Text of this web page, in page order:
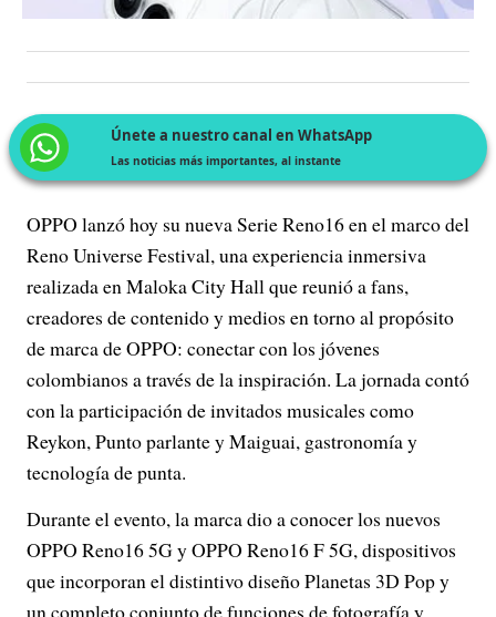
Únete a nuestro canal en WhatsApp
Las noticias más importantes, al instante
OPPO lanzó hoy su nueva Serie Reno16 en el marco del
Reno Universe Festival, una experiencia inmersiva
realizada en Maloka City Hall que reunió a fans,
creadores de contenido y medios en torno al propósito
de marca de OPPO: conectar con los jóvenes
colombianos a través de la inspiración. La jornada contó
con la participación de invitados musicales como
Reykon, Punto parlante y Maiguai, gastronomía y
tecnología de punta.
Durante el evento, la marca dio a conocer los nuevos
OPPO Reno16 5G y OPPO Reno16 F 5G, dispositivos
que incorporan el distintivo diseño Planetas 3D Pop y
un completo conjunto de funciones de fotografía y